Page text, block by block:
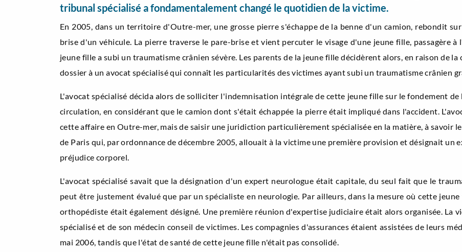
tribunal spécialisé a fondamentalement changé le quotidien de la victime.
En 2005, dans un territoire d'Outre-mer, une grosse pierre s'échappe de la benne d'un camion, rebondit
brise d'un véhicule. La pierre traverse le pare-brise et vient percuter le visage d'une jeune fille, passagère à
jeune fille a subi un traumatisme crânien sévère. Les parents de la jeune fille décidèrent alors, en raison de
dossier à un avocat spécialisé qui connaît les particularités des victimes ayant subi un traumatisme crânien
L'avocat spécialisé décida alors de solliciter l'indemnisation intégrale de cette jeune fille sur le fondement
circulation, en considérant que le camion dont s'était échappée la pierre était impliqué dans l'accident.
cette affaire en Outre-mer, mais de saisir une juridiction particulièrement spécialisée en la matière, à savoir
de Paris qui, par ordonnance de décembre 2005, allouait à la victime une première provision et désignait un
préjudice corporel.
L'avocat spécialisé savait que la désignation d'un expert neurologue était capitale, du seul fait que le
peut être justement évalué que par un spécialiste en neurologie. Par ailleurs, dans la mesure où cette
orthopédiste était également désigné. Une première réunion d'expertise judiciaire était alors organisée. La
spécialisé et de son médecin conseil de victimes. Les compagnies d'assurances étaient assistées de leurs
mai 2006, tandis que l'état de santé de cette jeune fille n'était pas consolidé.